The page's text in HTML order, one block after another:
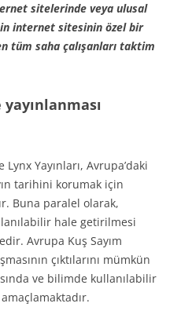
sitelerinde veya ulusal
internet sitesinin özel bir
tüm saha çalışanları taktim
yayınlanması
Yayınları, Avrupa’daki
tarihini korumak için
Buna paralel olarak,
hale getirilmesi
Avrupa Kuş Sayım
çıktılarını mümkün
ve bilimde kullanılabilir